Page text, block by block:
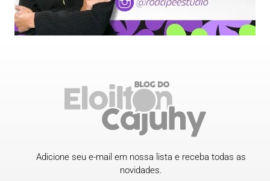
Adicione seu e-mail em nossa lista e receba todas as
novidades.